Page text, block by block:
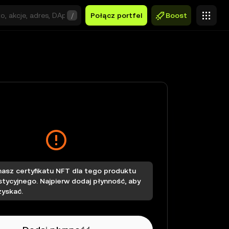
/ Połącz portfel Boost
certyfikatu NFT dla tego produktu
Najpierw dodaj płynność, aby